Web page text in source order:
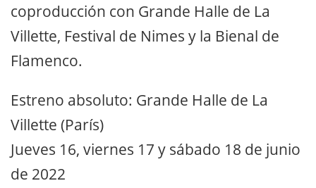
coproducción con Grande Halle de La
Villette, Festival de Nimes y la Bienal de
Flamenco.
Estreno absoluto: Grande Halle de La
Villette (París)
Jueves 16, viernes 17 y sábado 18 de junio
de 2022